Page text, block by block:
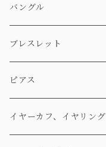
バングル
ブレスレット
ピアス
イヤーカフ、イヤリング